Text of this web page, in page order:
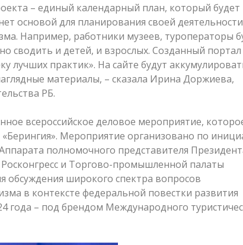
– единый календарный план, который будет
основой для планирования своей деятельности
Например, работники музеев, туроператоры
сводить и детей, и взрослых. Созданный портал
лучших практик». На сайте будут
материалы, – сказала Ирина Доржиева,
РБ.
всероссийское деловое мероприятие,
Мероприятие организовано по
полномочного представителя
и Торгово-промышленной палаты
обсуждения широкого спектра вопросов
в контексте федеральной повестки развития
года – под брендом Международного